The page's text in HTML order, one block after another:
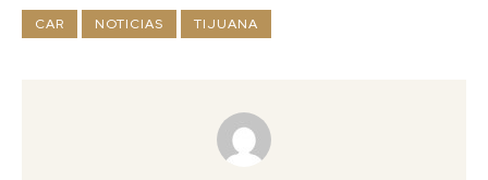
CAR NOTICIAS TIJUANA